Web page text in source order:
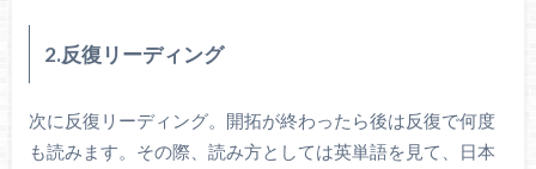
2.反復リーディング
次に反復リーディング。開拓が終わったら後は反復で何度
も読みます。その際、読み方としては英単語を見て、日本